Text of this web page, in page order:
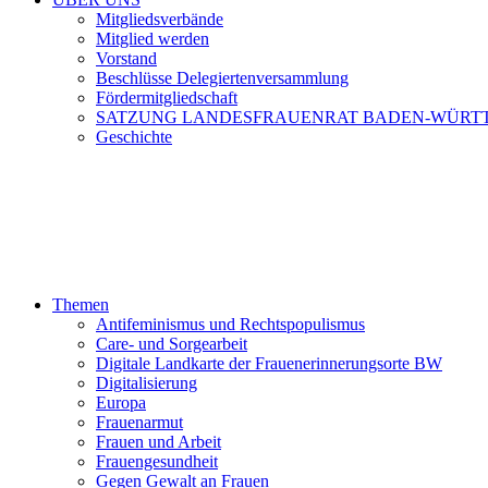
Mitgliedsverbände
Mitglied werden
Vorstand
Beschlüsse Delegiertenversammlung
Fördermitgliedschaft
SATZUNG LANDESFRAUENRAT BADEN-
Geschichte
Themen
Antifeminismus und Rechtspopulismus
Care- und Sorgearbeit
Digitale Landkarte der Frauenerinnerungsorte BW
Digitalisierung
Europa
Frauenarmut
Frauen und Arbeit
Frauengesundheit
Gegen Gewalt an Frauen